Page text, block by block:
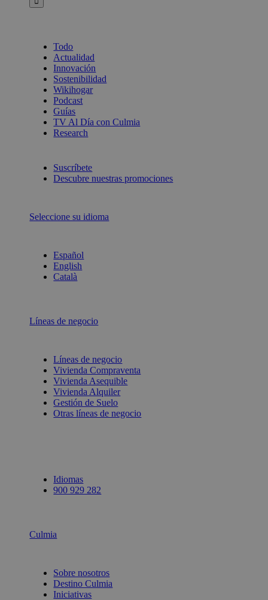
Todo
Actualidad
Innovación
Sostenibilidad
Wikihogar
Podcast
Guías
TV Al Día con Culmia
Research
Suscríbete
Descubre nuestras promociones
Seleccione su idioma
Español
English
Català
Líneas de negocio
Líneas de negocio
Vivienda Compraventa
Vivienda Asequible
Vivienda Alquiler
Gestión de Suelo
Otras líneas de negocio
Idiomas
900 929 282
Culmia
Sobre nosotros
Destino Culmia
Iniciativas